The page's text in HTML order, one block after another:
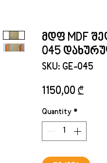
მდფ MDF
045
SKU: GE-045
1150,00 ₾
Quantity *